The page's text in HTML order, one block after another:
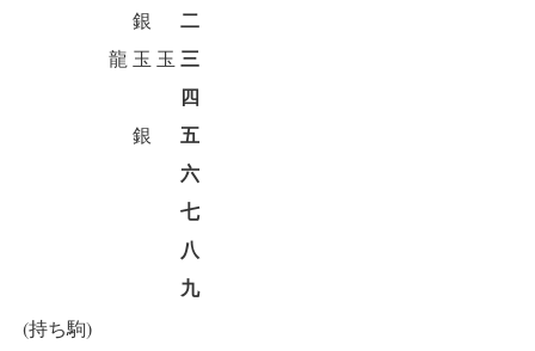
銀 二
龍 玉 玉 三
四
銀
五
六
七
八
九
(持ち駒)